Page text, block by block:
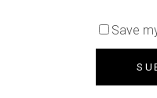
Save